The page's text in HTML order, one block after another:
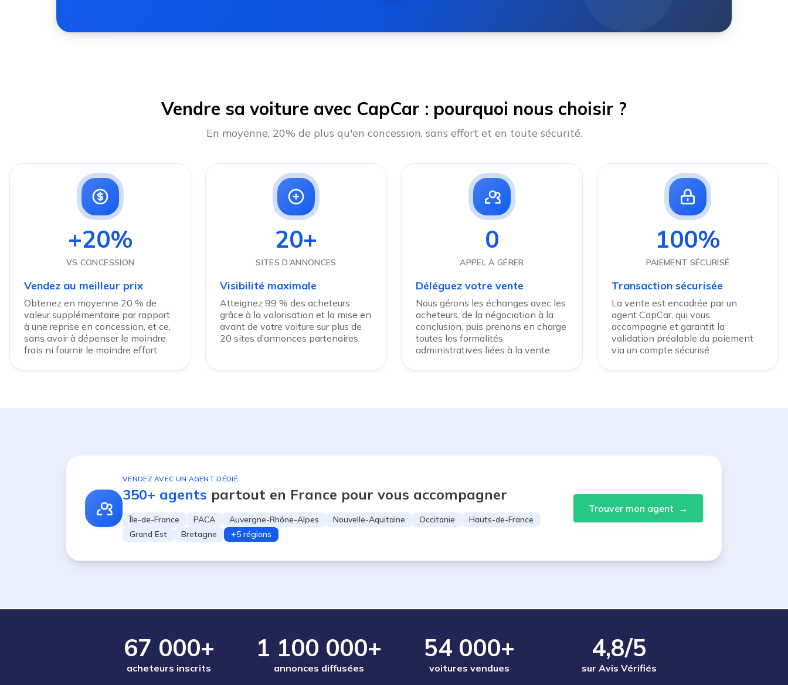
Vendre sa voiture avec CapCar : pourquoi nous choisir ?
En moyenne, 20% de plus qu'en concession, sans effort et en toute sécurité.
+20%
VS CONCESSION
Vendez au meilleur prix
Obtenez en moyenne 20 % de
valeur supplémentaire par rapport
à une reprise en concession, et ce,
sans avoir à dépenser le moindre
frais ni fournir le moindre effort.
20+
SITES D’ANNONCES
Visibilité maximale
Atteignez 99 % des acheteurs
grâce à la valorisation et la mise en
avant de votre voiture sur plus de
20 sites d’annonces partenaires.
0
APPEL À GÉRER
Déléguez votre vente
Nous gérons les échanges avec les
acheteurs, de la négociation à la
conclusion, puis prenons en charge
toutes les formalités
administratives liées à la vente.
100%
PAIEMENT SÉCURISÉ
Transaction sécurisée
La vente est encadrée par un
agent CapCar, qui vous
accompagne et garantit la
validation préalable du paiement
via un compte sécurisé.
VENDEZ AVEC UN AGENT DÉDIÉ
350+ agents partout en France pour vous accompagner
Île-de-France PACA Auvergne-Rhône-Alpes Nouvelle-Aquitaine Occitanie
Hauts-de-France
Grand Est
Bretagne +5 régions
Trouver mon agent →
67 000+
acheteurs inscrits
1 100 000+
annonces diffusées
54 000+
voitures vendues
4,8/5
sur Avis Vérifiés